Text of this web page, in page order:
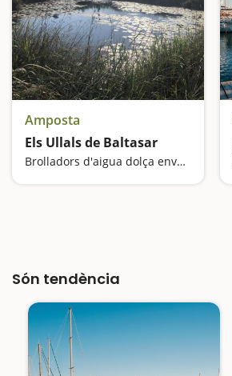
Amposta
Els Ullals de Baltasar
Brolladors d'aigua dolça envoltats d'eucaliptus
Són tendència